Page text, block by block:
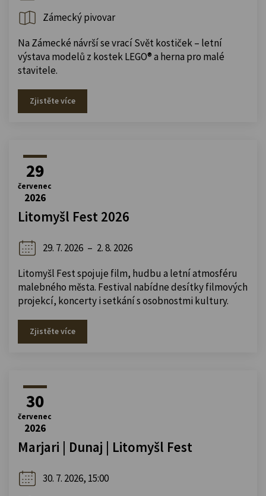
Zámecký pivovar
Na Zámecké návrší se vrací Svět kostiček – letní
výstava modelů z kostek LEGO® a herna pro malé
stavitele.
Zjistěte více
29
červenec
2026
Litomyšl Fest 2026
29. 7. 2026 – 2. 8. 2026
Litomyšl Fest spojuje film, hudbu a letní atmosféru
malebného města. Festival nabídne desítky filmových
projekcí, koncerty i setkání s osobnostmi kultury.
Zjistěte více
30
červenec
2026
Marjari | Dunaj | Litomyšl Fest
30. 7. 2026, 15:00